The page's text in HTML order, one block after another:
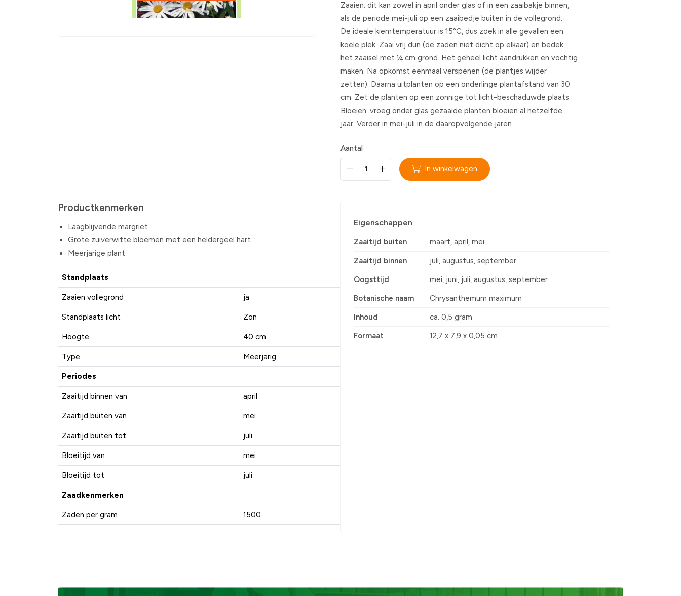
Zaaien: dit kan zowel in april onder glas of in een zaaibakje binnen,
als de periode mei-juli op een zaaibedje buiten in de vollegrond.
De ideale kiemtemperatuur is 15°C, dus zoek in alle gevallen een
koele plek. Zaai vrij dun (de zaden niet dicht op elkaar) en bedek
het zaaisel met ¼ cm grond. Het geheel licht aandrukken en vochtig
maken. Na opkomst eenmaal verspenen (de plantjes wijder
zetten). Daarna uitplanten op een onderlinge plantafstand van 30
cm. Zet de planten op een zonnige tot licht-beschaduwde plaats.
Bloeien: vroeg onder glas gezaaide planten bloeien al hetzelfde
jaar. Verder in mei-juli in de daaropvolgende jaren.
Aantal
In winkelwagen
Productkenmerken
Laagblijvende margriet
Grote zuiverwitte bloemen met een heldergeel hart
Meerjarige plant
Standplaats
Zaaien vollegrond ja
Standplaats licht Zon
Hoogte 40 cm
Type Meerjarig
Periodes
Zaaitijd binnen van april
Zaaitijd buiten van mei
Zaaitijd buiten tot juli
Bloeitijd van mei
Bloeitijd tot juli
Zaadkenmerken
Zaden per gram 1500
Eigenschappen
Zaaitijd buiten maart, april, mei
Zaaitijd binnen juli, augustus, september
Oogsttijd mei, juni, juli, augustus, september
Botanische naam Chrysanthemum maximum
Inhoud ca. 0,5 gram
Formaat 12,7 x 7,9 x 0,05 cm